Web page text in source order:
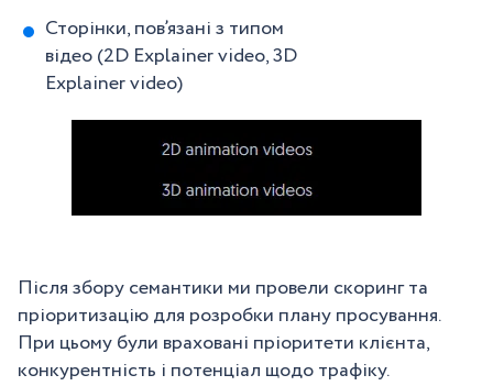
Сторінки, пов’язані з типом
відео (2D Explainer video, 3D
Explainer video)
Після збору семантики ми провели скоринг та
пріоритизацію для розробки плану просування.
При цьому були враховані пріоритети клієнта,
конкурентність і потенціал щодо трафіку.